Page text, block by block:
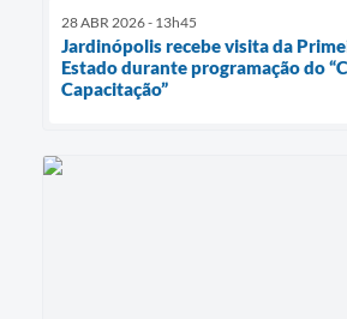
28 ABR 2026 - 13h45
Jardinópolis recebe visita da
Estado durante programação do
Capacitação”